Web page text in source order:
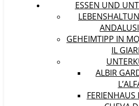
ESSEN UND
GEHEIMTIPP IN
IL
ALBIR